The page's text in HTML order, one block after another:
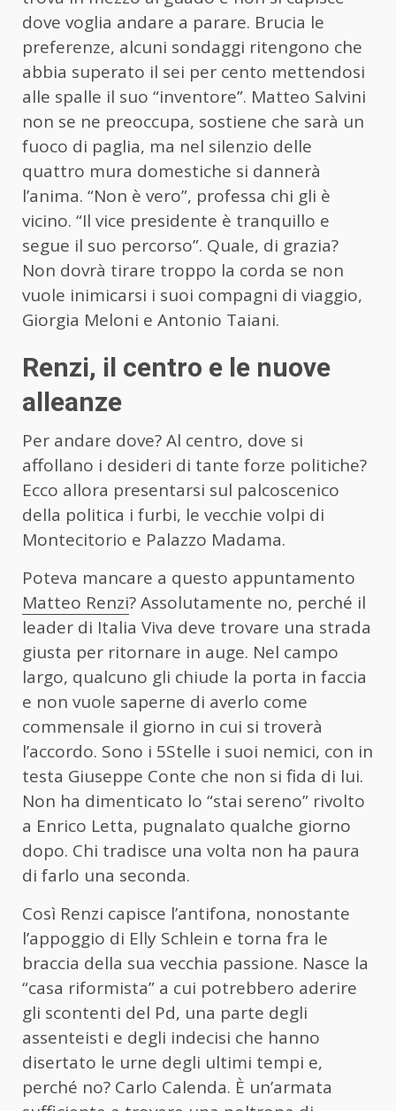
dove voglia andare a parare. Brucia le
preferenze, alcuni sondaggi ritengono che
abbia superato il sei per cento mettendosi
alle spalle il suo “inventore”. Matteo Salvini
non se ne preoccupa, sostiene che sarà un
fuoco di paglia, ma nel silenzio delle
quattro mura domestiche si dannerà
l’anima. “Non è vero”, professa chi gli è
vicino. “Il vice presidente è tranquillo e
segue il suo percorso”. Quale, di grazia?
Non dovrà tirare troppo la corda se non
vuole inimicarsi i suoi compagni di viaggio,
Giorgia Meloni e Antonio Taiani.
Renzi, il centro e le nuove
alleanze
Per andare dove? Al centro, dove si
affollano i desideri di tante forze politiche?
Ecco allora presentarsi sul palcoscenico
della politica i furbi, le vecchie volpi di
Montecitorio e Palazzo Madama.
Poteva mancare a questo appuntamento
Matteo Renzi? Assolutamente no, perché il
leader di Italia Viva deve trovare una strada
giusta per ritornare in auge. Nel campo
largo, qualcuno gli chiude la porta in faccia
e non vuole saperne di averlo come
commensale il giorno in cui si troverà
l’accordo. Sono i 5Stelle i suoi nemici, con in
testa Giuseppe Conte che non si fida di lui.
Non ha dimenticato lo “stai sereno” rivolto
a Enrico Letta, pugnalato qualche giorno
dopo. Chi tradisce una volta non ha paura
di farlo una seconda.
Così Renzi capisce l’antifona, nonostante
l’appoggio di Elly Schlein e torna fra le
braccia della sua vecchia passione. Nasce la
“casa riformista” a cui potrebbero aderire
gli scontenti del Pd, una parte degli
assenteisti e degli indecisi che hanno
disertato le urne degli ultimi tempi e,
perché no? Carlo Calenda. È un’armata